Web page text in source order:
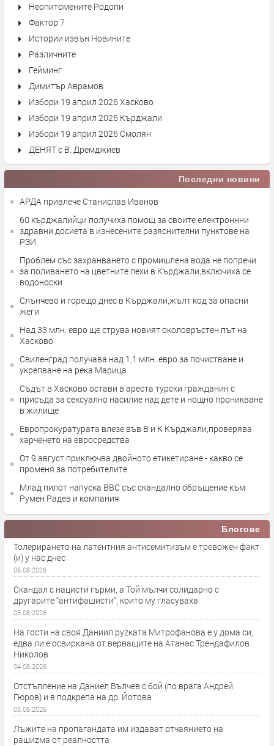
Неопитомените Родопи
Фактор 7
Истории извън Новините
Различните
Гейминг
Димитър Аврамов
Избори 19 април 2026 Хасково
Избори 19 април 2026 Кърджали
Избори 19 април 2026 Смолян
ДЕНЯТ с В. Дремджиев
Последни новини
АРДА привлече Станислав Иванов
60 кърджалийци получиха помощ за своите електроннни
здравни досиета в изнесените разяснителни пунктове на
РЗИ
Проблем със захранването с промишлена вода не попречи
за поливането на цветните лехи в Кърджали,включиха се
водоноски
Слънчево и горещо днес в Кърджали,жълт код за опасни
жеги
Над 33 млн. евро ще струва новият околовръстен път на
Хасково
Свиленград получава над 1,1 млн. евро за почистване и
укрепване на река Марица
Съдът в Хасково остави в ареста турски гражданин с
присъда за сексуално насилие над дете и нощно проникване
в жилище
Европрокуратурата влезе във В и К Кърджали,проверява
харченето на евросредства
От 9 август приключва двойното етикетиране - какво се
променя за потребителите
Млад пилот напуска ВВС със скандално обръщение към
Румен Радев и компания
Блогове
Толерирането на латентния антисемитизъм е тревожен факт
(и) у нас днес
06.08.2026
Скандал с нацисти гърми, а Той мълчи солидарно с
другарите “антифашисти”, които му гласуваха
05.08.2026
На гости на своя Даниил руzката Митрофанова е у дома си,
едва ли е освиркана от верващите на Атанас Трендафилов
Николов
04.08.2026
Отстъпление на Даниел Вълчев с бой (по врага Андрей
Гюров) и в подкрепа на др. Йотова
03.08.2026
Лъжите на пропагандата им издават отчаянието на
рашиzма от реалността